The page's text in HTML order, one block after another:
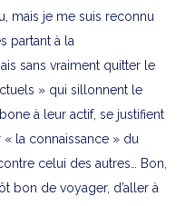
mais je me suis reconnu
partant à la
sans vraiment quitter le
» qui sillonnent le
à leur actif, se justifient
la connaissance » du
celui des autres… Bon,
bon de voyager, d’aller à